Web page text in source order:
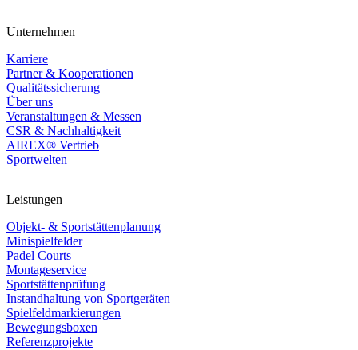
Unternehmen
Karriere
Partner & Kooperationen
Qualitätssicherung
Über uns
Veranstaltungen & Messen
CSR & Nachhaltigkeit
AIREX® Vertrieb
Sportwelten
Leistungen
Objekt- & Sportstättenplanung
Minispielfelder
Padel Courts
Montageservice
Sportstättenprüfung
Instandhaltung von Sportgeräten
Spielfeldmarkierungen
Bewegungsboxen
Referenzprojekte